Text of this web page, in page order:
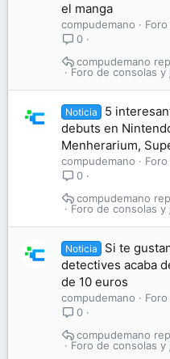
el manga
compudemano
0
Foro de consolas y
compudemano
Noticia
5
debuts en
Menherarium,
compudemano
0
Foro de consolas y
compudemano
Noticia
Si te
detectives acaba
de 10 euros
compudemano
0
Foro de consolas y
compudemano